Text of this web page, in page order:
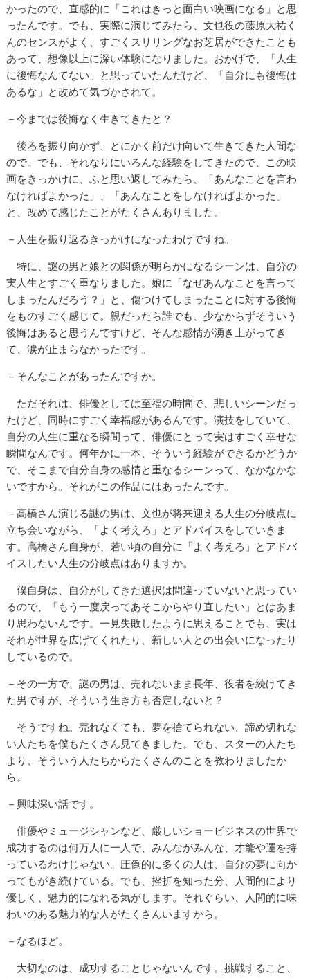
かったので、直感的に「これはきっと面白い映画になる」と思
ったんです。でも、実際に演じてみたら、文也役の藤原大祐く
んのセンスがよく、すごくスリリングなお芝居ができたことも
あって、想像以上に深い体験になりました。おかげで、「人生
に後悔なんてない」と思っていたんだけど、「自分にも後悔は
あるな」と改めて気づかされて。
－今までは後悔なく生きてきたと？
後ろを振り向かず、とにかく前だけ向いて生きてきた人間な
ので。でも、それなりにいろんな経験をしてきたので、この映
画をきっかけに、ふと思い返してみたら、「あんなことを言わ
なければよかった」、「あんなことをしなければよかった」
と、改めて感じたことがたくさんありました。
－人生を振り返るきっかけになったわけですね。
特に、謎の男と娘との関係が明らかになるシーンは、自分の
実人生とすごく重なりました。娘に「なぜあんなことを言って
しまったんだろう？」と、傷つけてしまったことに対する後悔
をものすごく感じて。親だったら誰でも、少なからずそういう
後悔はあると思うんですけど、そんな感情が湧き上がってき
て、涙が止まらなかったです。
－そんなことがあったんですか。
ただそれは、俳優としては至福の時間で、悲しいシーンだっ
たけど、同時にすごく幸福感があるんです。演技をしていて、
自分の人生に重なる瞬間って、俳優にとって実はすごく幸せな
瞬間なんです。何年かに一本、そういう経験ができるかどうか
で、そこまで自分自身の感情と重なるシーンって、なかなかな
いですから。それがこの作品にはあったんです。
－高橋さん演じる謎の男は、文也が将来迎える人生の分岐点に
立ち会いながら、「よく考えろ」とアドバイスをしていきま
す。高橋さん自身が、若い頃の自分に「よく考えろ」とアドバ
イスしたい人生の分岐点はありますか。
僕自身は、自分がしてきた選択は間違っていないと思ってい
るので、「もう一度戻ってあそこからやり直したい」とはあま
り思わないんです。一見失敗したように思えることでも、実は
それが世界を広げてくれたり、新しい人との出会いになったり
しているので。
－その一方で、謎の男は、売れないまま長年、役者を続けてき
た男ですが、そういう生き方も否定しないと？
そうですね。売れなくても、夢を捨てられない、諦め切れな
い人たちを僕もたくさん見てきました。でも、スターの人たち
より、そういう人たちからたくさんのことを教わりましたか
ら。
－興味深い話です。
俳優やミュージシャンなど、厳しいショービジネスの世界で
成功するのは何万人に一人で、みんながみんな、才能や運を持
っているわけじゃない。圧倒的に多くの人は、自分の夢に向か
ってもがき続けている。でも、挫折を知った分、人間的により
優しく、魅力的になれる気がします。それぐらい、人間的に味
わいのある魅力的な人がたくさんいますから。
－なるほど。
大切なのは、成功することじゃないんです。挑戦すること、